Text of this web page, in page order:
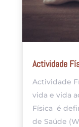
Actividade
Actividade
vida e vida
Física é
de Saúde